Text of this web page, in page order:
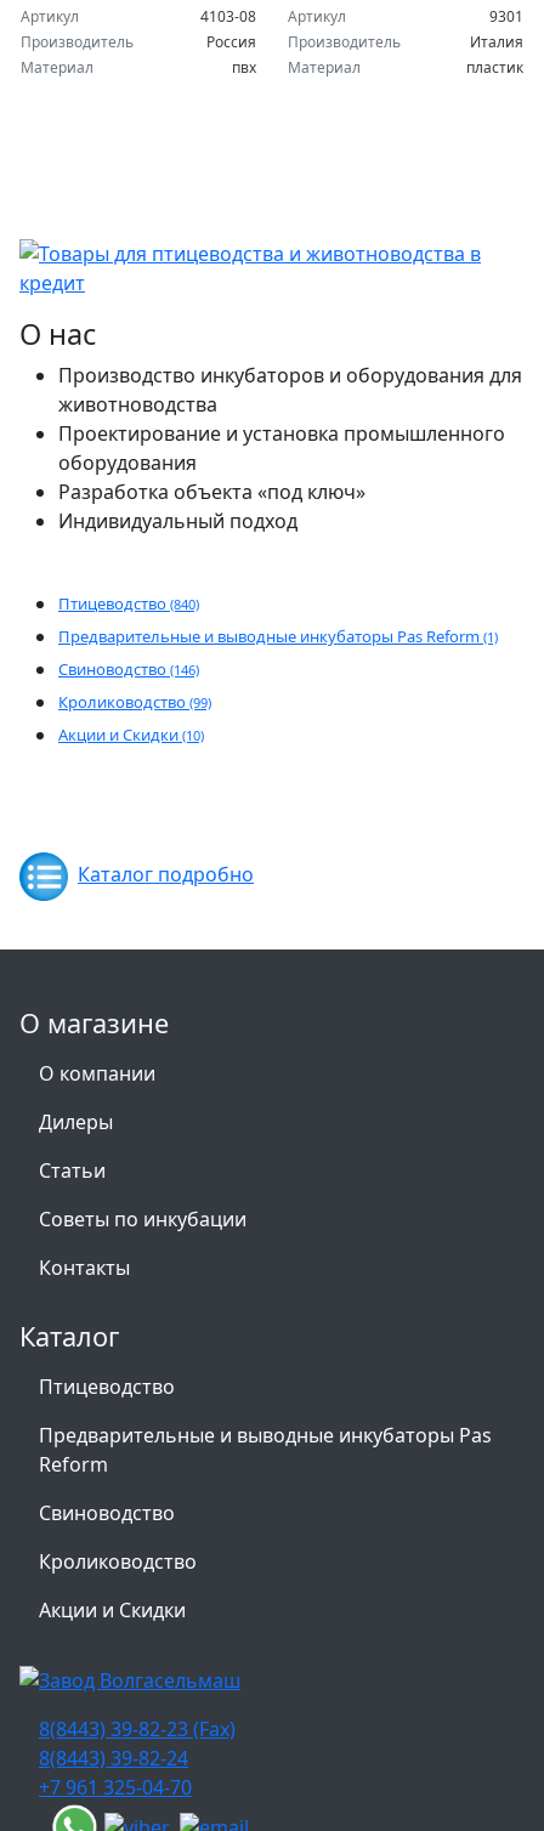
Артикул
4103-08
Производитель
Россия
Материал
пвх
Артикул
9301
Производитель
Италия
Материал
пластик
О нас
Производство инкубаторов и оборудования для
животноводства
Проектирование и установка промышленного
оборудования
Разработка объекта «под ключ»
Индивидуальный подход
Птицеводство (840)
Предварительные и выводные инкубаторы Pas Reform (1)
Свиноводство (146)
Кролиководство (99)
Акции и Скидки (10)
Каталог подробно
О магазине
О компании
Дилеры
Статьи
Советы по инкубации
Контакты
Каталог
Птицеводство
Предварительные и выводные инкубаторы Pas
Reform
Свиноводство
Кролиководство
Акции и Скидки
8(8443) 39-82-23 (Fax)
8(8443) 39-82-24
+7 961 325-04-70